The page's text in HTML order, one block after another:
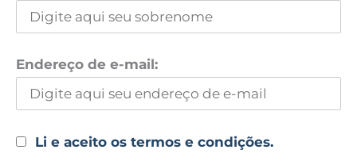
Endereço de e-mail:
Li e aceito os termos e condições.